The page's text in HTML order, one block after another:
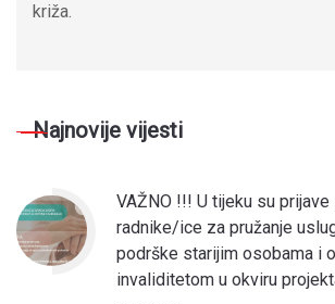
križa.
Najnovije vijesti
VAŽNO !!! U tijeku su
radnike/ice za pružanje
podrške starijim osobama i
invaliditetom u okviru